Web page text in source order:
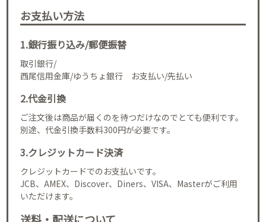
お支払い方法
1.銀行振り込み/郵便振替
取引銀行/
西尾信用金庫/ゆうちょ銀行 お支払い/先払い
2.代金引換
ご注文後は商品が届くのを待つだけなのでとても便利です。
別途、代金引換手数料300円が必要です。
3.クレジットカード決済
クレジットカードでのお支払いです。
JCB、AMEX、Discover、Diners、VISA、Masterがご利用
いただけます。